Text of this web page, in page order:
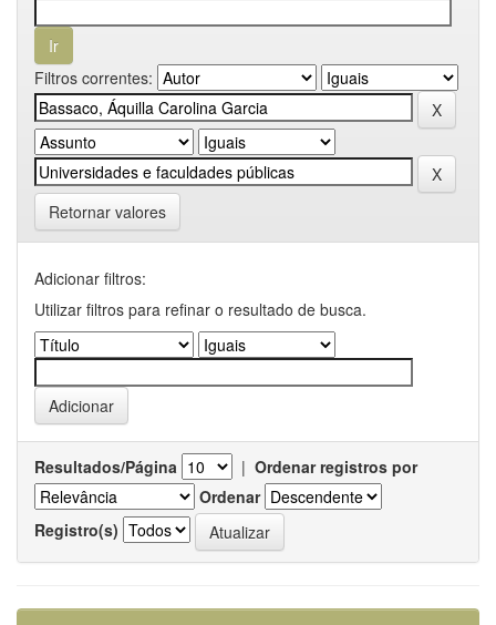
Filtros correntes:
Retornar valores
Adicionar filtros:
Utilizar filtros para refinar o resultado de busca.
Resultados/Página | Ordenar registros por
Ordenar
Registro(s)